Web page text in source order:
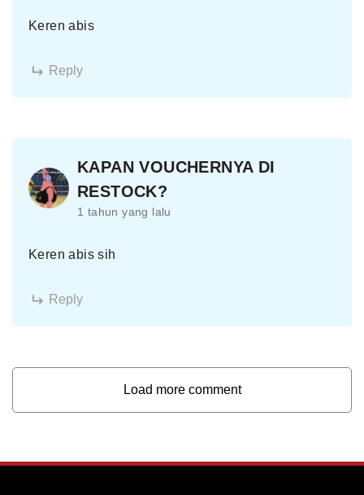
Keren abis
Reply
KAPAN VOUCHERNYA DI
RESTOCK?
1 tahun yang lalu
Keren abis sih
Reply
Load more comment